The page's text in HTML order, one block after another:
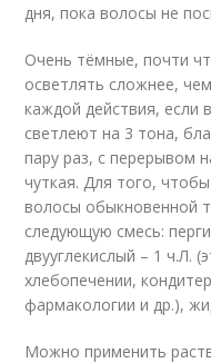
дня, пока волосы не
Очень тёмные, почти
осветлять сложнее,
каждой действия, если
светлеют на 3 тона,
пару раз, с перерывом
чуткая. Для того,
волосы обыкновенной
следующую смесь:
двууглекислый – 1 ч.Л.
хлебопечении,
фармакологии и др.),
Можно применить